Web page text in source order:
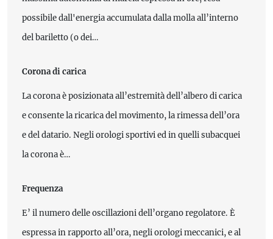
possibile dall'energia accumulata dalla molla all’interno
del bariletto (o dei…
Corona di carica
La corona è posizionata all’estremità dell’albero di carica
e consente la ricarica del movimento, la rimessa dell’ora
e del datario. Negli orologi sportivi ed in quelli subacquei
la corona è…
Frequenza
E’ il numero delle oscillazioni dell’organo regolatore. È
espressa in rapporto all’ora, negli orologi meccanici, e al